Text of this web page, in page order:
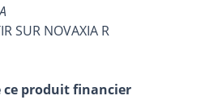
SUR NOVAXIA R
ce produit financier